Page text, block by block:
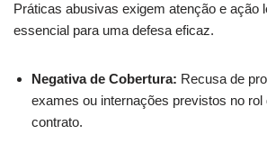
Práticas abusivas exigem atenção e ação
essencial para uma defesa eficaz.
Negativa de Cobertura: Recusa de
exames ou internações previstos no rol
contrato.